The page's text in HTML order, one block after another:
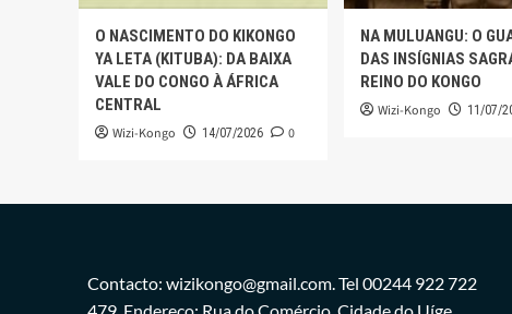
O NASCIMENTO DO KIKONGO
YA LETA (KITUBA): DA BAIXA
VALE DO CONGO À ÁFRICA
CENTRAL
Wizi-Kongo 14/07/2026 0
NA MULUANGU: O
DAS INSÍGNIAS
REINO DO KONGO
Wizi-Kongo 11/07/
Contacto: wizikongo@gmail.com. Tel 00244 922 722